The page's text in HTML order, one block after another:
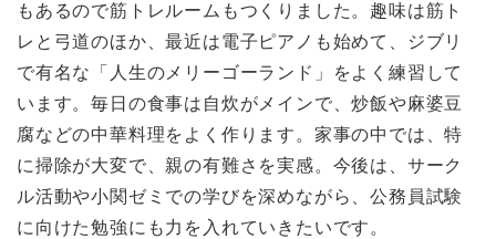
もあるので筋トレルームもつくりました。趣味は筋ト
レと弓道のほか、最近は電子ピアノも始めて、ジブリ
で有名な「人生のメリーゴーランド」をよく練習して
います。毎日の食事は自炊がメインで、炒飯や麻婆豆
腐などの中華料理をよく作ります。家事の中では、特
に掃除が大変で、親の有難さを実感。今後は、サーク
ル活動や小関ゼミでの学びを深めながら、公務員試験
に向けた勉強にも力を入れていきたいです。